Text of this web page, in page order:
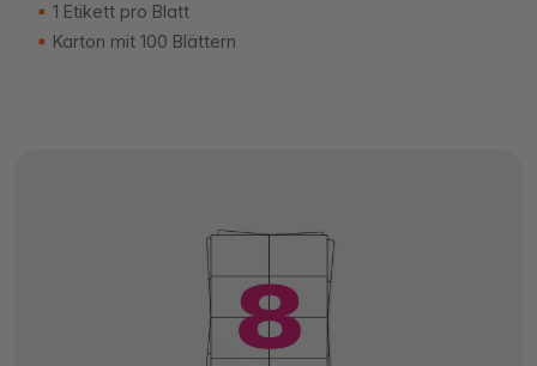
1 Etikett pro Blatt
Karton mit 100 Blättern